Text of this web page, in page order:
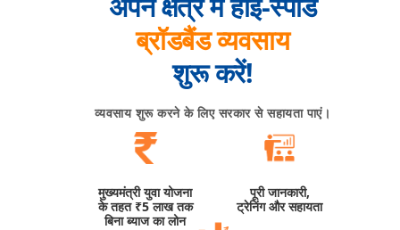
ब्रॉडबैंड व्यवसाय
शुरू करें!
व्यवसाय शुरू करने के लिए सरकार से सहायता पाएं।
मुख्यमंत्री युवा योजना
के तहत ₹5 लाख तक
बिना ब्याज का लोन
पूरी जानकारी,
ट्रेनिंग और सहायता